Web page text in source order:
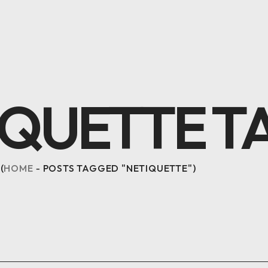
HOME POSTS TAGGED "NETIQUETTE"